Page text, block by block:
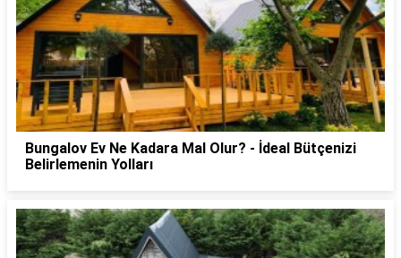
Bungalov Ev Ne Kadara Mal Olur? - İdeal Bütçenizi
Belirlemenin Yolları